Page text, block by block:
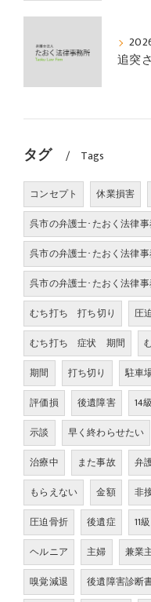
タグ Tags
コンセプト 休業損害
呉市の弁護士･たおく法律
呉市の弁護士･たおく法律
呉市の弁護士･たおく法律
むち打ち 打ち切り
圧
むち打ち 症状 期間
期間
打ち切り 駐車
評価損
後遺障害 14
示談
早く終わらせたい
治療中
また事故 弁
もらえない
金額 非
圧迫骨折
後遺症 11級
ヘルニア
主婦 兼業
嗅覚減退
後遺障害診断